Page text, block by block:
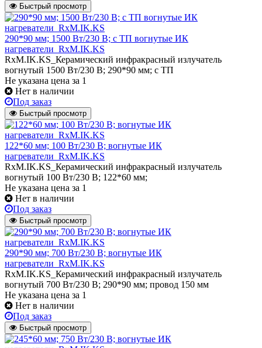
Быстрый просмотр
290*90 мм; 1500 Вт/230 В; с ТП вогнутые ИК
нагреватели_RxM.IK.KS
RxM.IK.KS_Керамический инфракрасный излучатель
вогнутый 1500 Вт/230 В; 290*90 мм; с ТП
Не указана цена за 1
Нет в наличии
Под заказ
Быстрый просмотр
122*60 мм; 100 Вт/230 В; вогнутые ИК
нагреватели_RxM.IK.KS
RxM.IK.KS_Керамический инфракрасный излучатель
вогнутый 100 Вт/230 В; 122*60 мм;
Не указана цена за 1
Нет в наличии
Под заказ
Быстрый просмотр
290*90 мм; 700 Вт/230 В; вогнутые ИК
нагреватели_RxM.IK.KS
RxM.IK.KS_Керамический инфракрасный излучатель
вогнутый 700 Вт/230 В; 290*90 мм; провод 150 мм
Не указана цена за 1
Нет в наличии
Под заказ
Быстрый просмотр